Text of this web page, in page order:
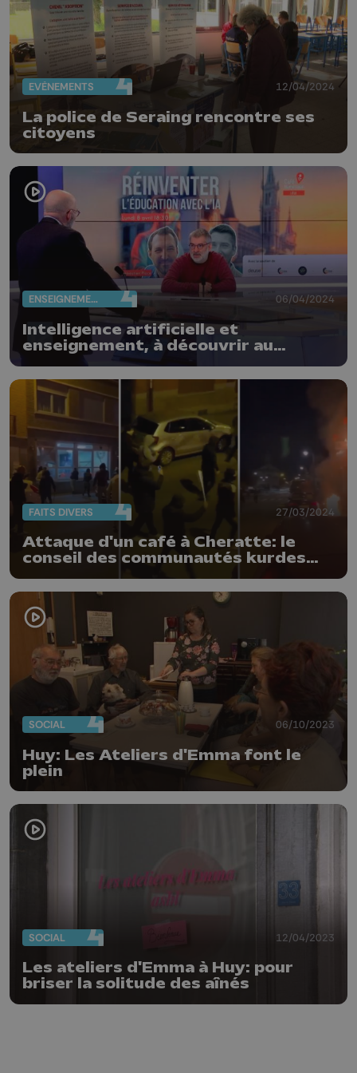
EVÈNEMENTS 12/04/2024
La police de Seraing rencontre ses
citoyens
ENSEIGNEMENT 06/04/2024
Intelligence artificielle et
enseignement, à découvrir au
prochain Café Numérique
FAITS DIVERS 27/03/2024
Attaque d'un café à Cheratte: le
conseil des communautés kurdes
SOCIAL 06/10/2023
Huy: Les Ateliers d'Emma font le
plein
SOCIAL 12/04/2023
Les ateliers d'Emma à Huy: pour
briser la solitude des aînés